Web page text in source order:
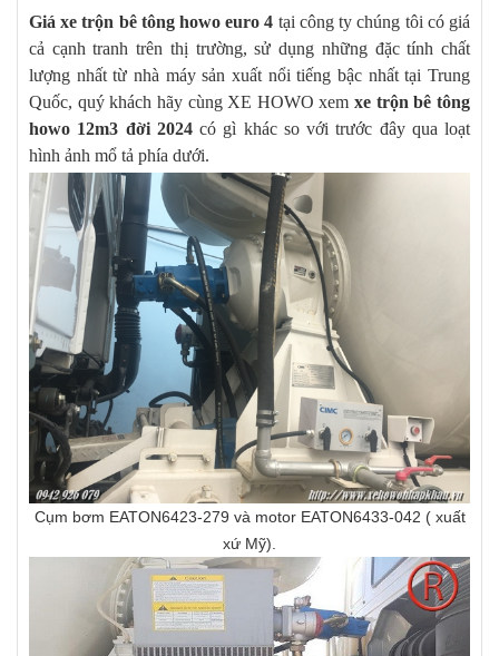
Giá xe trộn bê tông howo euro 4 tại công ty chúng tôi có giá
cả cạnh tranh trên thị trường, sử dụng những đặc tính chất
lượng nhất từ nhà máy sản xuất nổi tiếng bậc nhất tại Trung
Quốc, quý khách hãy cùng XE HOWO xemxe trộn bê tông
howo 12m3 đời 2024có gì khác so với trước đây qua loạt
hình ảnh mổ tả phía dưới.
Cụm bơm EATON6423-279 và motor EATON6433-042 ( xuất
xứ Mỹ).